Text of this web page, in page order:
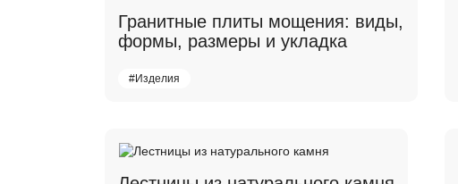
Гранитные плиты мощения: виды,
формы, размеры и укладка
#Изделия